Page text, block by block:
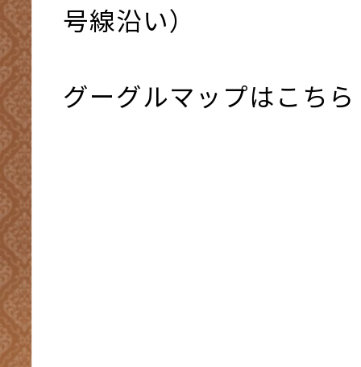
号線沿い）
グーグルマップはこちら